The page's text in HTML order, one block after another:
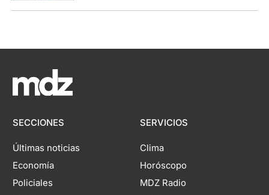
SECCIONES
Últimas noticias
Economía
Policiales
SERVICIOS
Clima
Horóscopo
MDZ Radio